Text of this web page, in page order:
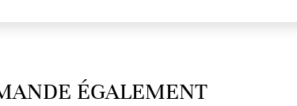
ÉGALEMENT